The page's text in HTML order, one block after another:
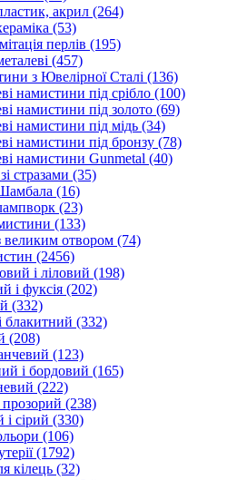
акрил (264)
(53)
перлів (195)
(457)
з Ювелірної Сталі (136)
намистини під срібло (100)
намистини під золото (69)
намистини під мідь (34)
намистини під бронзу (78)
намистини Gunmetal (40)
стразами (35)
(16)
(23)
(133)
отвором (74)
(2456)
і ліловий (198)
і фуксія (202)
(332)
блакитний (332)
(208)
(123)
і бордовий (165)
(222)
прозорий (238)
сірий (330)
(106)
(1792)
кілець (32)